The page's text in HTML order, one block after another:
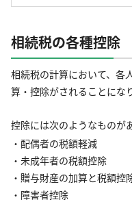
相続税の各種控除
相続税の計算において、各
算・控除がされることにな
控除には次のようなものが
・配偶者の税額軽減
・未成年者の税額控除
・贈与財産の加算と税額控
・障害者控除